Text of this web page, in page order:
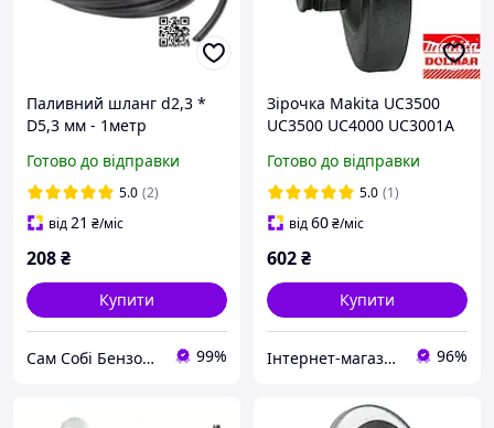
Паливний шланг d2,3 *
D5,3 мм - 1метр
Готово до відправки
5.0 (2)
від21 ₴/міс
208₴
Купити
Сам Собі БензоМайстер ⚙️ 99%
Зірочка Makita UC3500
UC3500 UC4000 UC3001A
UC4003A чашка для
електропил Макіта
UC4001A
Готово до відправки
5.0 (1)
від60₴/міс
602₴
Купити
Інтернет-магазин "Сам Собі Сервіс" 96%